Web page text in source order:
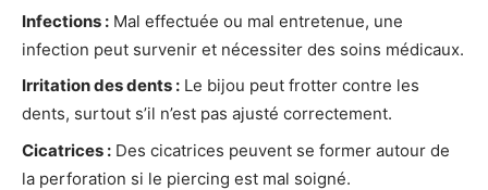
Infections : Mal effectuée ou mal entretenue, une
infection peut survenir et nécessiter des soins médicaux.
Irritation des dents : Le bijou peut frotter contre les
dents, surtout s’il n’est pas ajusté correctement.
Cicatrices : Des cicatrices peuvent se former autour de
la perforation si le piercing est mal soigné.